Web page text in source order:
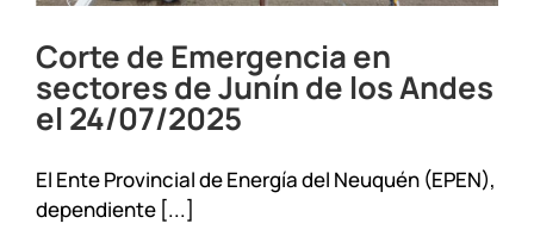
Corte de Emergencia en
sectores de Junín de los Andes
el 24/07/2025
El Ente Provincial de Energía del Neuquén (EPEN),
dependiente [...]